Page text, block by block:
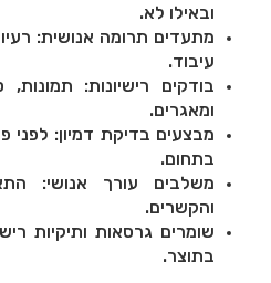
ובאילו לא.
מתעדים תרומה אנושית:
עיבוד.
בודקים רישיונות: תמונות,
ומאגרים.
מבצעים בדיקת דמיון: לפני
בתחום.
משלבים עורך אנושי:
והקשרים.
שומרים גרסאות ותיקיות
בתוצר.